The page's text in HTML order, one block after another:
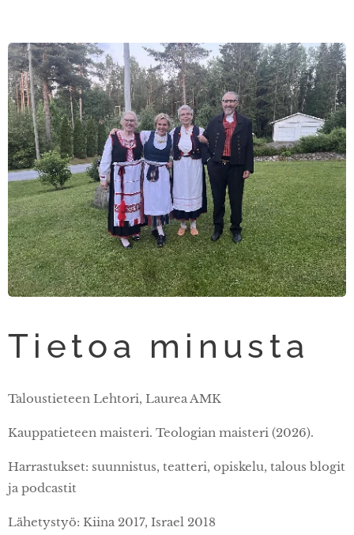
Tietoa minusta
Taloustieteen Lehtori, Laurea AMK
Kauppatieteen maisteri. Teologian maisteri (2026).
Harrastukset: suunnistus, teatteri, opiskelu, talous blogit
ja podcastit
Lähetystyö: Kiina 2017, Israel 2018